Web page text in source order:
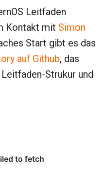
Leitfaden
Kontakt mit Simon
Start gibt es das
auf Github, das
Strukur und